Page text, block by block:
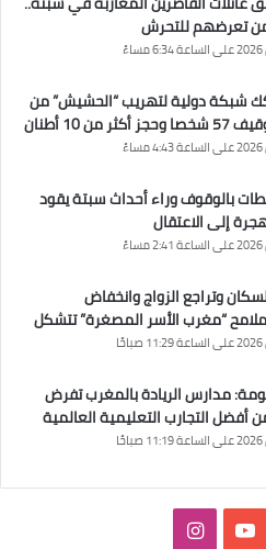
تعرضهم للتحرش
شبكة دولية لتهريب “الحشيش” من
من 10 أطنان
بالوقوف وراء أحداث سبتة يقود
إلى الاعتقال
وتراجع الزواج وانخفاض
“مغرب الأسر المصغرة” تتشكل
مدارس الريادة بالمغرب تفرض
التجارب التعليمية العالمية
‫YouTubeانستقرام